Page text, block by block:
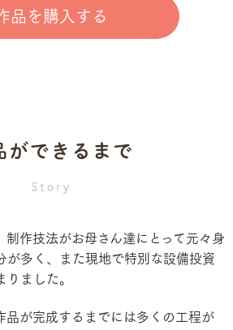
品を購入する
制作技法がお母さん達にとって元々身
が多く、また現地で特別な設備投資
りました。
品が完成するまでには多くの工程が